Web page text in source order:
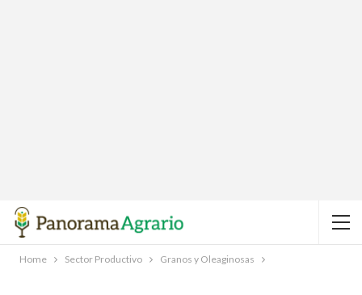
Home Sector Productivo Granos y Oleaginosas